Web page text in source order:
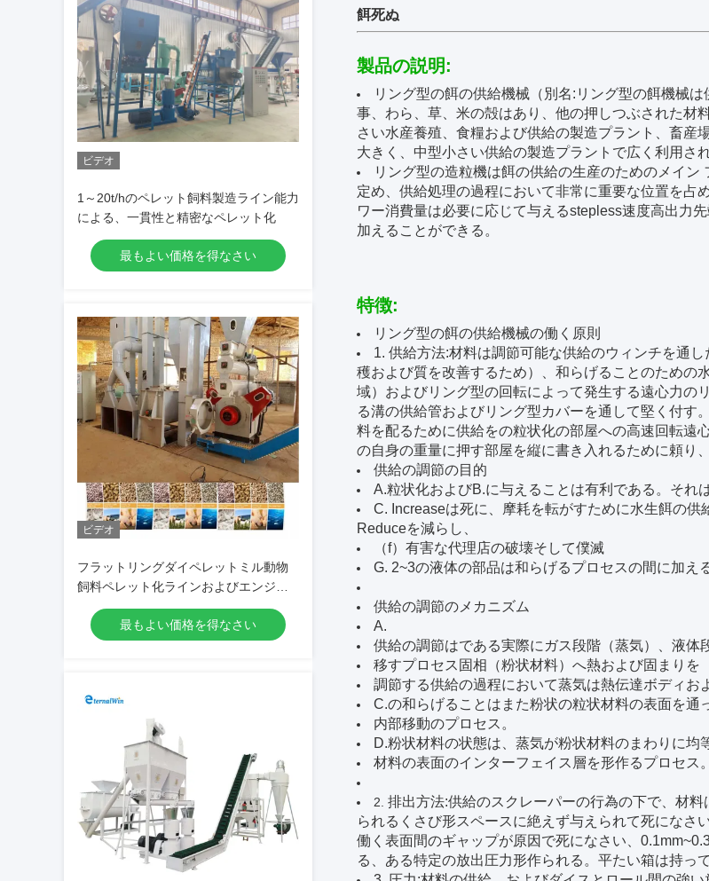
ビデオ
1～20t/hのペレット飼料製造ライン能力
による、一貫性と精密なペレット化
最もよい価格を得なさい
ビデオ
フラットリングダイペレットミル動物
飼料ペレット化ラインおよびエンジニ
アガイドのインストール
最もよい価格を得なさい
餌死ぬ
製品の説明:
リング型の餌の供給機械（別名:リング型の餌機械
事、わら、草、米の殻はあり、他の押しつぶされた材
さい水産養殖、食糧および供給の製造プラント、畜産
大きく、中型小さい供給の製造プラントで広く利用され
リング型の造粒機は餌の供給の生産のためのメイ
定め、供給処理の過程において非常に重要な位置を占
ワー消費量は必要に応じて与えるstepless速度高出力
加えることができる。
特徴:
リング型の餌の供給機械の働く原則
1. 供給方法:材料は調節可能な供給のウィンチを通
穫および質を改善するため）、和らげることのための
域）およびリング型の回転によって発生する遠心力の
る溝の供給管およびリング型カバーを通して堅く付
料を配るために供給をの粒状化の部屋への高速回転遠
の自身の重量に押す部屋を縦に書き入れるために頼り
供給の調節の目的
A.粒状化およびB.に与えることは有利である。それ
C. Increaseは死に、摩耗を転がすために水生餌の
Reduceを減らし、
（f）有害な代理店の破壊そして僕滅
G. 2~3の液体の部品は和らげるプロセスの間に加え
供給の調節のメカニズム
A.
供給の調節はである実際にガス段階（蒸気）、液体
移すプロセス固相（粉状材料）へ熱および固まりを
調節する供給の過程において蒸気は熱伝達ボディお
C.の和らげることはまた粉状の粒状材料の表面を通
内部移動のプロセス。
D.粉状材料の状態は、蒸気が粉状材料のまわりに均
材料の表面のインターフェイス層を形作るプロセス。
2. 排出方法:供給のスクレーパーの行為の下で、材
られるくさび形スペースに絶えず与えられて死にな
働く表面間のギャップが原因で死になさい、
る、ある特定の放出圧力形作られる。平たい箱は持っ